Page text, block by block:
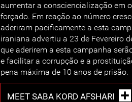
aumentar a consciencialização em
forçado. Em reação ao número
aderiram pacificamente a esta
iraniana advertiu a 23 de Fevereiro
que aderirem a esta campanha
e facilitar a corrupção e a
pena máxima de 10 anos de prisão.
MEET SABA KORD AFSHARI